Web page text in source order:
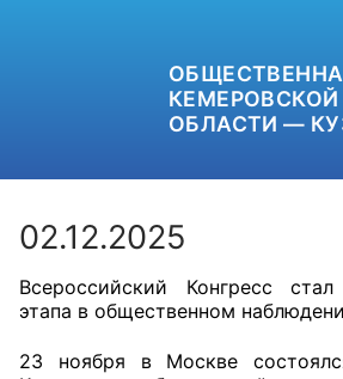
КЕМЕРОВСКОЙ
ОБЛАСТИ —
+7 (3842) 58-82-40
OPKO42@BK.RU
02.12.2025
Всероссийский Конгресс
этапа в общественном
23 ноября в Москве